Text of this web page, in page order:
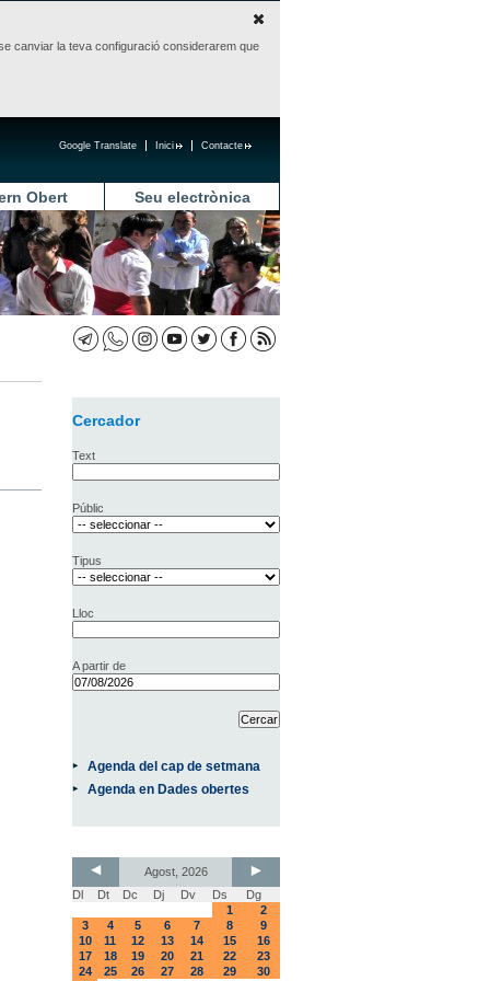
canviar la teva configuració considerarem que
Contacte
Inici
Google Translate
Obert Seu electrònica
Cercador
Text
Públic
Tipus
Lloc
A partir de
Agenda del cap de setmana
Agenda en Dades obertes
Agost, 2026
Dl
Dt Dc Dj Dv Ds
Dg
1
2
3
4 5 6 7 8
9
10
11 12 13 14 15
16
17
18 19 20 21 22
23
24
25 26 27 28 29
30